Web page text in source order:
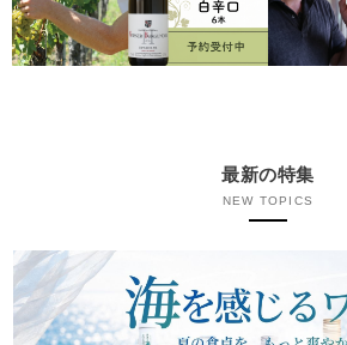
最新の特集
NEW TOPICS